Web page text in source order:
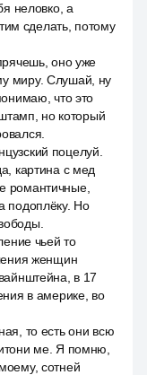
неловко, а
сделать, потому
оно уже
миру. Слушай, ну
что это
но который
поцелуй.
картина с мед
романтичные,
подоплёку. Но
чьей то
женщин
в 17
в америке, во
то есть они всю
ме. Я помню,
сотней